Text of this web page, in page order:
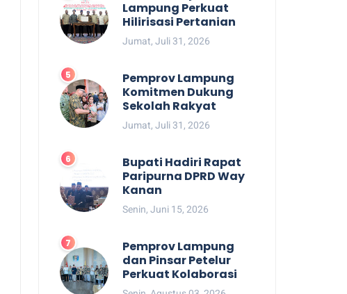
Lampung Perkuat
Hilirisasi Pertanian
Jumat, Juli 31, 2026
Pemprov Lampung
Komitmen Dukung
Sekolah Rakyat
Jumat, Juli 31, 2026
Bupati Hadiri Rapat
Paripurna DPRD Way
Kanan
Senin, Juni 15, 2026
Pemprov Lampung
dan Pinsar Petelur
Perkuat Kolaborasi